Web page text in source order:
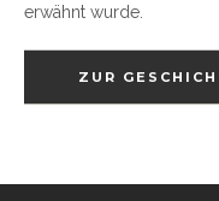
erwähnt wurde.
ZUR